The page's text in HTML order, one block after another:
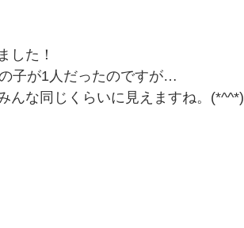
した！
子が1人だったのですが…
んな同じくらいに見えますね。(*^^*)